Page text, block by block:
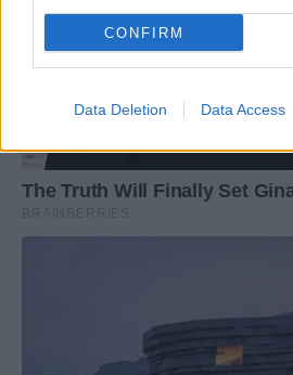
CONFIRM
Data Deletion Data Access